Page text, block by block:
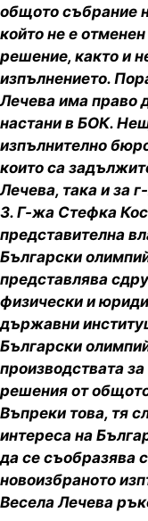
общото събрание
който не е
решение, както и
изпълнението.
Лечева има право
настани в БОК.
изпълнително
които са
Лечева, така и за
3. Г-жа Стефка
представителна
Български
представлява
физически и
държавни
Български
производствата
решения от
Въпреки това, тя
интереса на
да се съобразява
новоизбраното
Весела Лечева